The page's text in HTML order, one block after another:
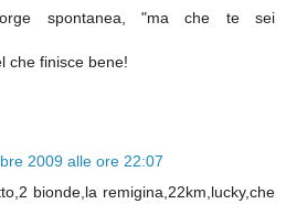
spontanea, "ma che te sei
che finisce bene!
2009 alle ore 22:07
bionde,la remigina,22km,lucky,che